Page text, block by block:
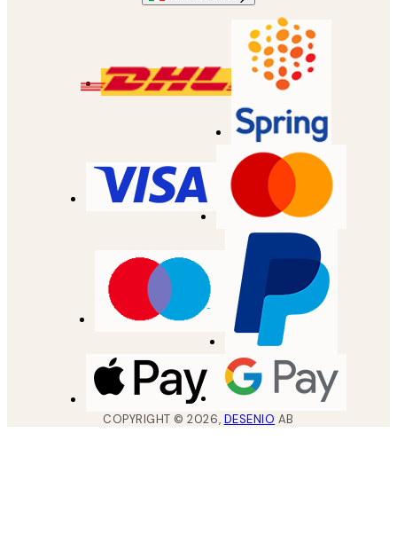
COPYRIGHT ©2026, DESENIO AB